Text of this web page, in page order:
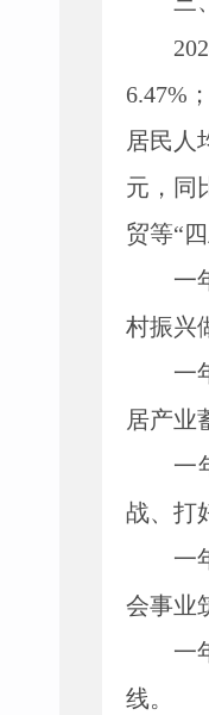
6.47%
居民人
元，同
贸等“
一
村振兴
一
居产业
一
战、 打
一
会事业
一
线。